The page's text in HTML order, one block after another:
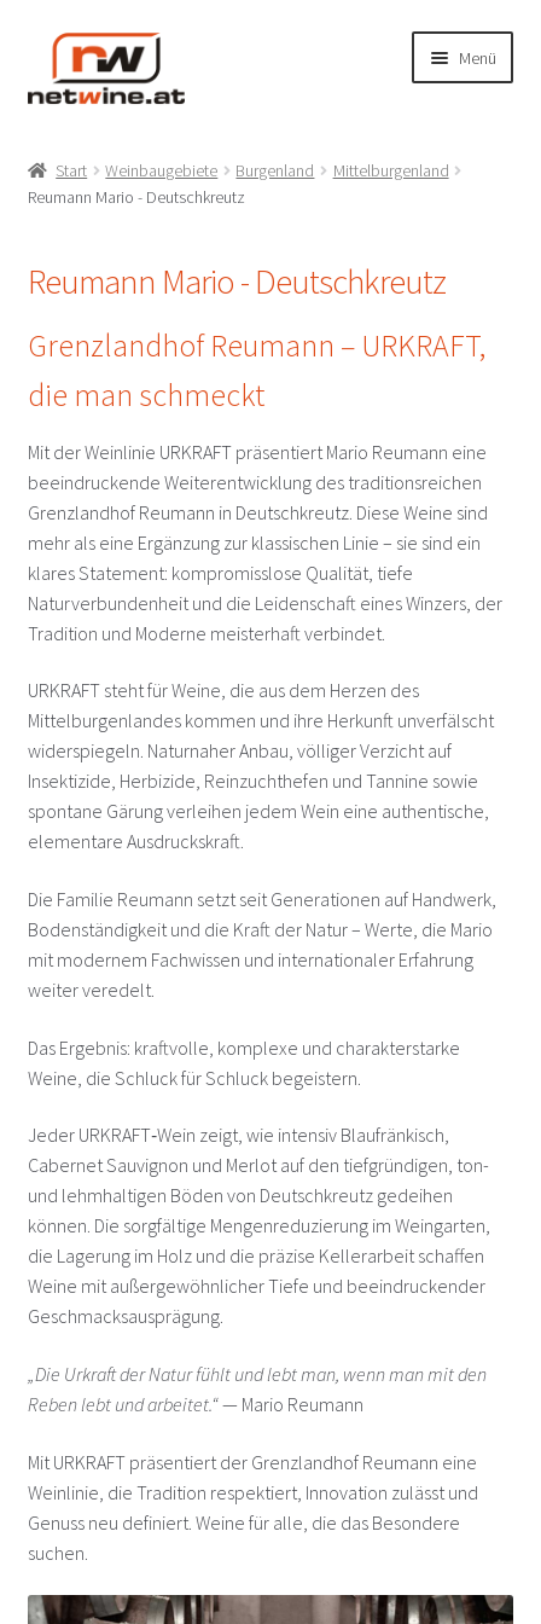
Zur
Navigation
springen
Zum
Inhalt
springen
Menü
Produzenten
A-NOBIS Norbert Szigeti – Gols
Achs Paul – Gols
Achs Werner – Gols
Artner – Deutschkreutz
Bayer Erbhof – Donnerskirchen
Bayer Heribert – Neckenmarkt
Bründlmayer – Langenlois
Ernst – Deutschkreutz
Ernsthofer – Wösendorf
Feiler-Artinger – Rust
Gager – Deutschkreutz
Giefing – Rust
Glatzer – Göttlesbrunn
Gober und Freinbichler – Horitschon
Heinrich Gernot – Gols
Heinrich Silvia – Deutschkreutz
Hufnagel – Neckenmarkt
Hundsdorfer – Neckenmarkt
Start Weinbaugebiete Burgenland
Mittelburgenland
Reumann Mario - Deutschkreutz
Reumann Mario - Deutschkreutz
Grenzlandhof Reumann – URKRAFT,
die man schmeckt
Mit der Weinlinie URKRAFT präsentiert Mario Reumann eine
beeindruckende Weiterentwicklung des traditionsreichen
Grenzlandhof Reumann in Deutschkreutz. Diese Weine sind
mehr als eine Ergänzung zur klassischen Linie – sie sind ein
klares Statement: kompromisslose Qualität, tiefe
Naturverbundenheit und die Leidenschaft eines Winzers, der
Tradition und Moderne meisterhaft verbindet.
URKRAFT steht für Weine, die aus dem Herzen des
Mittelburgenlandes kommen und ihre Herkunft unverfälscht
widerspiegeln. Naturnaher Anbau, völliger Verzicht auf
Insektizide, Herbizide, Reinzuchthefen und Tannine sowie
spontane Gärung verleihen jedem Wein eine authentische,
elementare Ausdruckskraft.
Die Familie Reumann setzt seit Generationen auf Handwerk,
Bodenständigkeit und die Kraft der Natur – Werte, die Mario
mit modernem Fachwissen und internationaler Erfahrung
weiter veredelt.
Das Ergebnis: kraftvolle, komplexe und charakterstarke
Weine, die Schluck für Schluck begeistern.
Jeder URKRAFT‑Wein zeigt, wie intensiv Blaufränkisch,
Cabernet Sauvignon und Merlot auf den tiefgründigen, ton-
und lehmhaltigen Böden von Deutschkreutz gedeihen
können. Die sorgfältige Mengenreduzierung im Weingarten,
die Lagerung im Holz und die präzise Kellerarbeit schaffen
Weine mit außergewöhnlicher Tiefe und beeindruckender
Geschmacksausprägung.
„Die Urkraft der Natur fühlt und lebt man, wenn man mit den
Reben lebt und arbeitet.“— Mario Reumann
Mit URKRAFT präsentiert der Grenzlandhof Reumann eine
Weinlinie, die Tradition respektiert, Innovation zulässt und
Genuss neu definiert. Weine für alle, die das Besondere
suchen.